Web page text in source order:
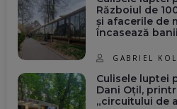
Războiul de
și afacerile de
încasează banii
GABRIEL
Culisele luptei
Dani Oțil,
„circuitului de